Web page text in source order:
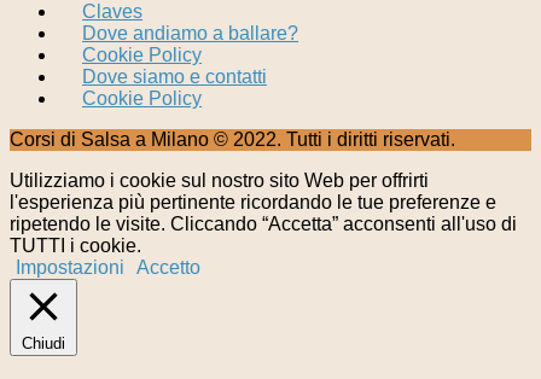
Claves
Dove andiamo a ballare?
Cookie Policy
Dove siamo e contatti
Cookie Policy
Corsi di Salsa a Milano © 2022. Tutti i diritti riservati.
Utilizziamo i cookie sul nostro sito Web per offrirti
l'esperienza più pertinente ricordando le tue preferenze e
ripetendo le visite. Cliccando “Accetta” acconsenti all'uso di
TUTTI i cookie.
Impostazioni
Accetto
Chiudi